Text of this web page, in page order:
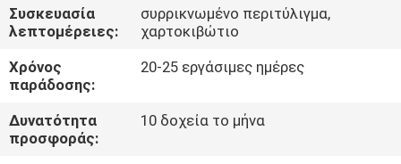
ΜΑΣ
ΕΛΆΤΕ
ΣΕ
ΕΠΑΦΉ
ΜΕ
Συσκευασία
λεπτομέρειες:
συρρικνωμένο περιτύλιγμα,
χαρτοκιβώτιο
Χρόνος
παράδοσης:
20-25 εργάσιμες ημέρες
Δυνατότητα
προσφοράς:
10 δοχεία το μήνα